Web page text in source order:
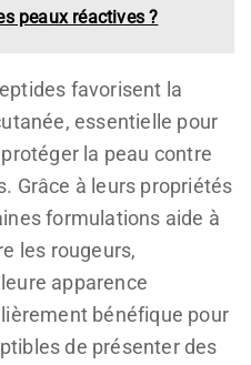
peaux réactives ?
favorisent la
essentielle pour
la peau contre
Grâce à leurs propriétés
formulations aide à
les rougeurs,
apparence
bénéfique pour
de présenter des